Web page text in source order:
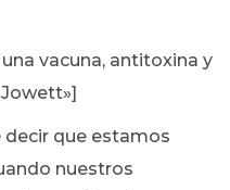
vacuna, antitoxina y
que estamos
nuestros